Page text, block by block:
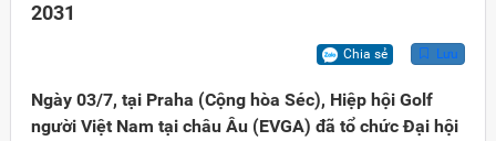
2031
Chia sẻ Lưu
Ngày 03/7, tại Praha (Cộng hòa Séc), Hiệp hội Golf
người Việt Nam tại châu Âu (EVGA) đã tổ chức Đại hội